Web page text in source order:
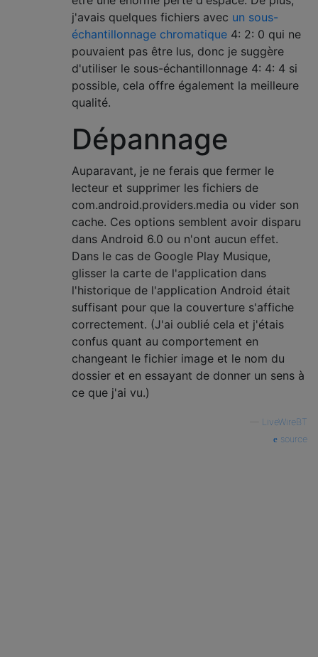
j'avais quelques fichiers avec un sous-
échantillonnage chromatique 4: 2: 0 qui ne
pouvaient pas être lus, donc je suggère
d'utiliser le sous-échantillonnage 4: 4: 4 si
possible, cela offre également la meilleure
qualité.
Dépannage
Auparavant, je ne ferais que fermer le
lecteur et supprimer les fichiers de
com.android.providers.media ou vider son
cache. Ces options semblent avoir disparu
dans Android 6.0 ou n'ont aucun effet.
Dans le cas de Google Play Musique,
glisser la carte de l'application dans
l'historique de l'application Android était
suffisant pour que la couverture s'affiche
correctement. (J'ai oublié cela et j'étais
confus quant au comportement en
changeant le fichier image et le nom du
dossier et en essayant de donner un sens à
ce que j'ai vu.)
LiveWireBT
source